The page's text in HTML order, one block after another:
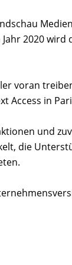
2020 wird
voran
Access in
und
die